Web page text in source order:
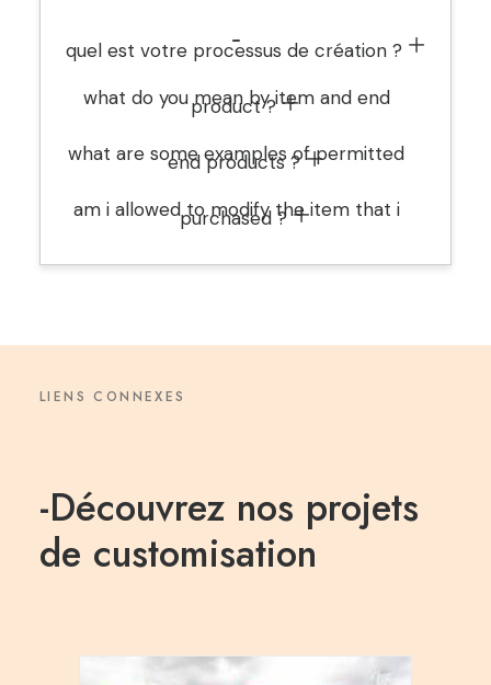
quel est votre processus de création ? ㅤ
what do you mean by item and end
product ? ㅤ
what are some examples of permitted
end products ? ㅤ
am i allowed to modify the item that i
purchased ? ㅤ
LIENS CONNEXES
-Découvrez nos projets
de customisation